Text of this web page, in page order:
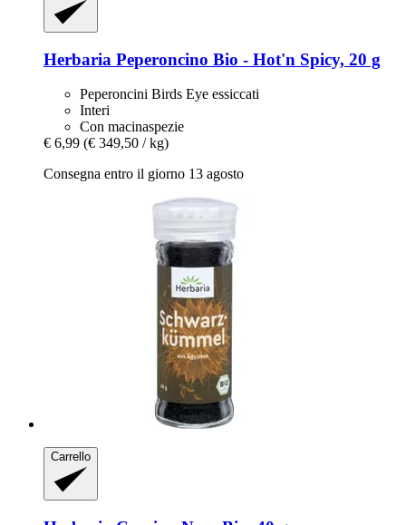
Herbaria Peperoncino Bio -​ Hot'n Spicy, 20 g
Peperoncini Birds Eye essiccati
Interi
Con macinaspezie
€ 6,99 (€ 349,50 / kg)
Consegna entro il giorno 13 agosto
Carrello